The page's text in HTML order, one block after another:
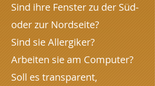
Sind ihre Fenster zu der Süd-
oder zur Nordseite?
Sind sie Allergiker?
Arbeiten sie am Computer?
Soll es transparent,